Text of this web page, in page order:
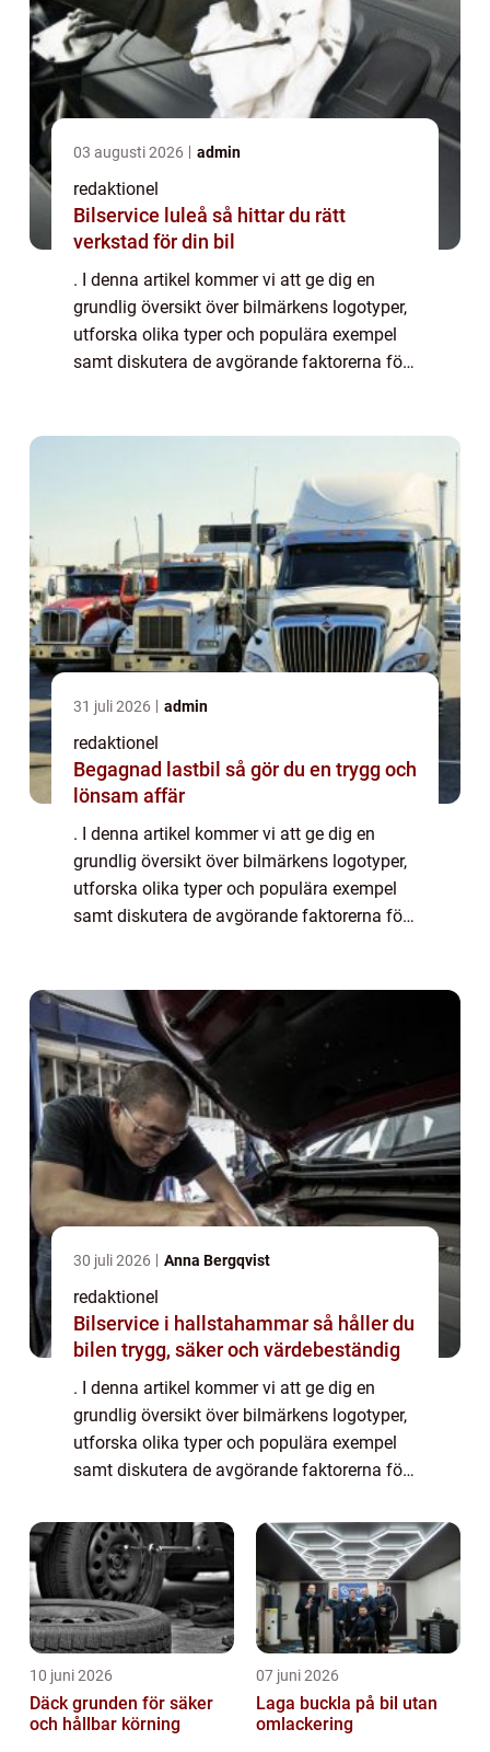
03 augusti 2026 admin
redaktionel
Bilservice luleå så hittar du rätt
verkstad för din bil
. I denna artikel kommer vi att ge dig en
grundlig översikt över bilmärkens logotyper,
utforska olika typer och populära exempel
samt diskutera de avgörande faktorerna för
31 juli 2026 admin
redaktionel
Begagnad lastbil så gör du en trygg och
lönsam affär
. I denna artikel kommer vi att ge dig en
grundlig översikt över bilmärkens logotyper,
utforska olika typer och populära exempel
samt diskutera de avgörande faktorerna för
30 juli 2026 Anna Bergqvist
redaktionel
Bilservice i hallstahammar så håller du
bilen trygg, säker och värdebeständig
. I denna artikel kommer vi att ge dig en
grundlig översikt över bilmärkens logotyper,
utforska olika typer och populära exempel
samt diskutera de avgörande faktorerna för
över bilmärkens logotyper En bil...
10 juni 2026
Däck grunden för säker
och hållbar körning
07 juni 2026
Laga buckla på bil utan
omlackering